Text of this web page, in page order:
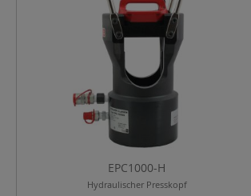
EPC1000-H
Hydraulischer Presskopf